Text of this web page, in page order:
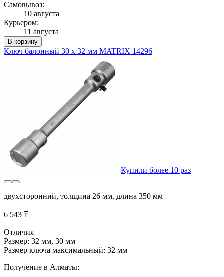
Самовывоз:
10 августа
Курьером:
11 августа
В корзину
Ключ балонный 30 х 32 мм MATRIX 14296
Купили более 10 раз
двухсторонний, толщина 26 мм, длина 350 мм
6 543 ₸
Отличия
Размер: 32 мм, 30 мм
Размер ключа максимальный: 32 мм
Получение в Алматы: